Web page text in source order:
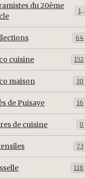
du 20ème
10
64
cuisine 152
maison 30
de Puisaye 16
de cuisine 0
73
118